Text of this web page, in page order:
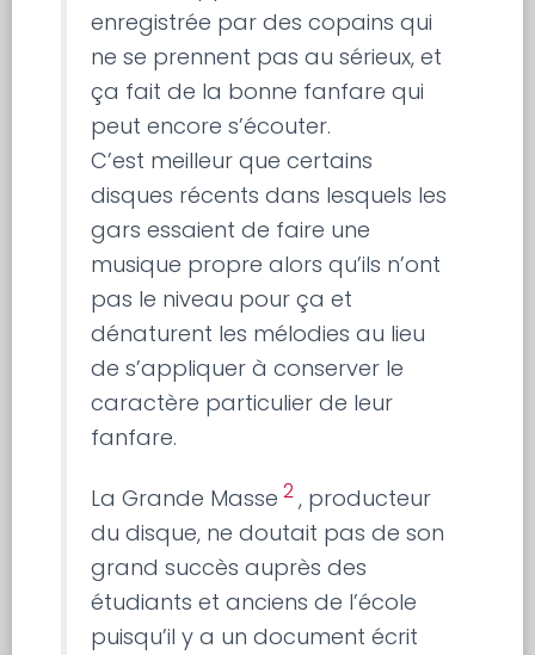
enregistrée par des copains qui
ne se prennent pas au sérieux, et
ça fait de la bonne fanfare qui
peut encore s’écouter.
C’est meilleur que certains
disques récents dans lesquels les
gars essaient de faire une
musique propre alors qu’ils n’ont
pas le niveau pour ça et
dénaturent les mélodies au lieu
de s’appliquer à conserver le
caractère particulier de leur
fanfare.
La Grande Masse 2, producteur
du disque, ne doutait pas de son
grand succès auprès des
étudiants et anciens de l’école
puisqu’il y a un document écrit